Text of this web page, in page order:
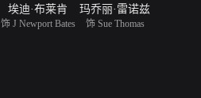
埃迪·布莱肯
饰 J Newport Bates
玛乔丽·雷诺兹
饰 Sue Thomas